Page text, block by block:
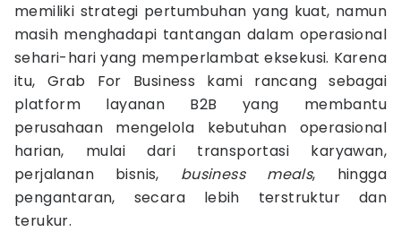
memiliki strategi pertumbuhan yang kuat, namun
masih menghadapi tantangan dalam operasional
sehari-hari yang memperlambat eksekusi. Karena
itu, Grab For Business kami rancang sebagai
platform layanan B2B yang membantu
perusahaan mengelola kebutuhan operasional
harian, mulai dari transportasi karyawan,
perjalanan bisnis, business meals, hingga
pengantaran, secara lebih terstruktur dan
terukur.